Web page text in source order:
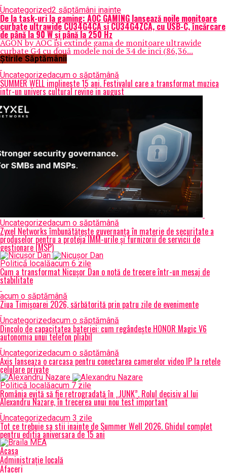
Uncategorized2 săptămâni inainte
De la task-uri la gaming: AOC GAMING lansează noile monitoare
curbate ultrawide CU34G4CA și CU34G4ZCA, cu USB-C, încărcare
de până la 90 W și până la 250 Hz
AGON by AOC își extinde gama de monitoare ultrawide
curbate G4 cu două modele noi de 34 de inci (86,36...
Știrile Săptămânii
Uncategorizedacum o săptămână
SUMMER WELL implineste 15 ani. Festivalul care a transformat muzica
intr-un univers cultural revine in august
Uncategorizedacum o săptămână
Zyxel Networks îmbunătățește guvernanța în materie de securitate a
produselor pentru a proteja IMM-urile și furnizorii de servicii de
gestionare (MSP)
Politică localăacum 6 zile
Cum a transformat Nicușor Dan o notă de trecere într-un mesaj de
stabilitate
acum o săptămână
Ziua Timișoarei 2026, sărbătorită prin patru zile de evenimente
Uncategorizedacum o săptămână
Dincolo de capacitatea bateriei: cum regândește HONOR Magic V6
autonomia unui telefon pliabil
Uncategorizedacum o săptămână
Axis lanseaza o carcasa pentru conectarea camerelor video IP la retele
celulare private
Politică localăacum 7 zile
România evită să fie retrogradată în „JUNK”. Rolul decisiv al lui
Alexandru Nazare, în trecerea unui nou test important
Uncategorizedacum 3 zile
Tot ce trebuie sa stii inainte de Summer Well 2026. Ghidul complet
pentru editia aniversara de 15 ani
Acasa
Administrație locală
Afaceri